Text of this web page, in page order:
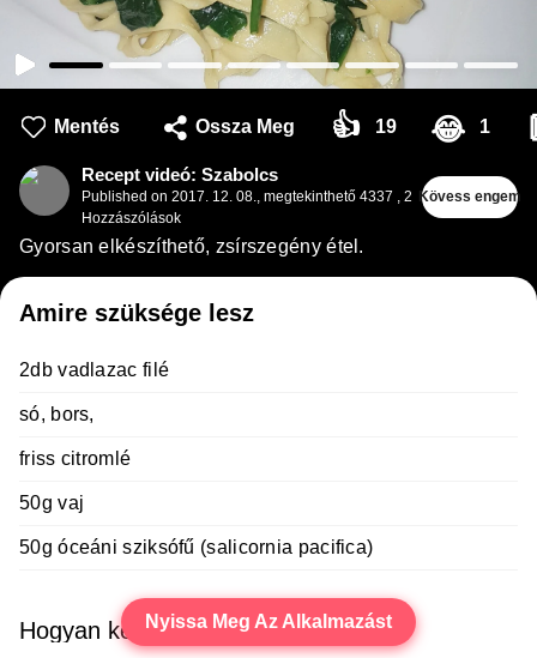
Mentés Ossza Meg 👍 19 😂 1
Recept videó: Szabolcs
Published on 2017. 12. 08., megtekinthető 4337 , 2
Hozzászólások
Kövess engem
Gyorsan elkészíthető, zsírszegény étel.
Amire szüksége lesz
2db vadlazac filé
só, bors,
friss citromlé
50g vaj
50g óceáni sziksófű (salicornia pacifica)
Hogyan kell főzniNyissa Meg Az Alkalmazást